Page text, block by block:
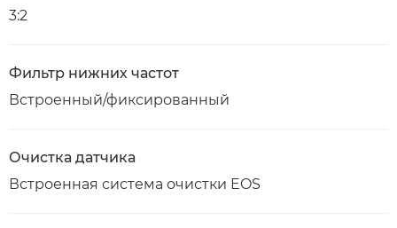
3:2
Фильтр нижних частот
Встроенный/фиксированный
Очистка датчика
Встроенная система очистки EOS